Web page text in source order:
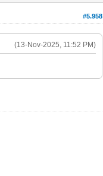
#5.958
(13-Nov-2025, 11:52 PM)